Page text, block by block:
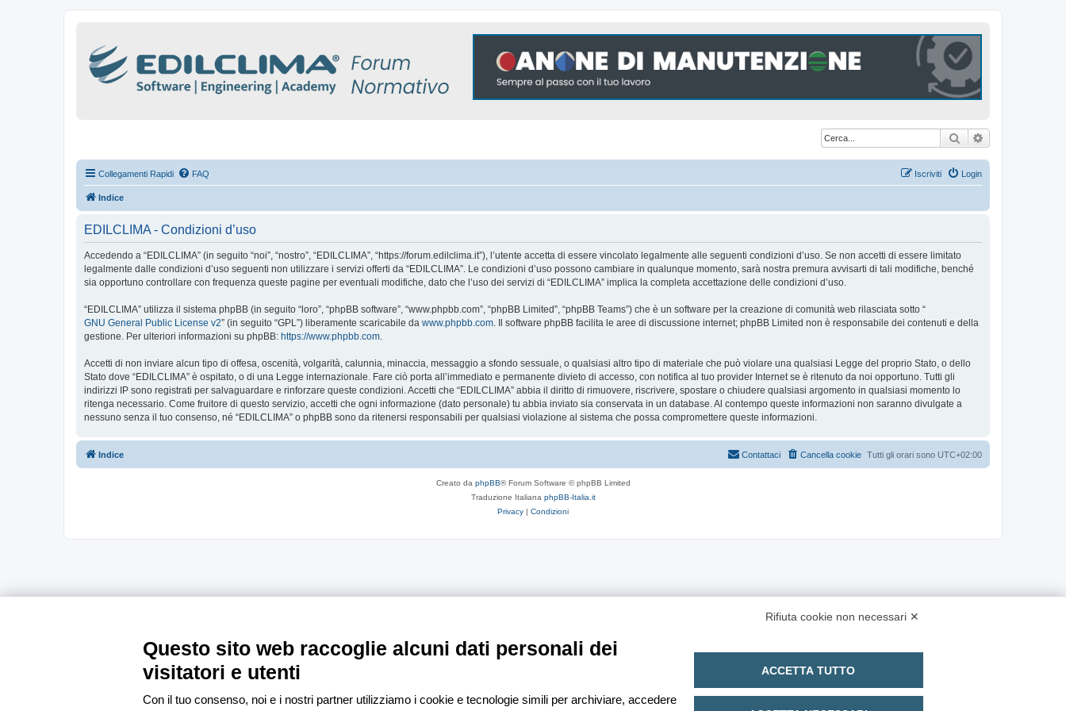
Cerca
Collegamenti Rapidi FAQ Login
Iscriviti
Indice
EDILCLIMA - Condizioni d’uso
Accedendo a “EDILCLIMA” (in seguito “noi”, “nostro”, “EDILCLIMA”, “https://forum.edilclima.it”), l’utente accetta di essere vincolato legalmente alle seguenti condizioni d’uso. Se non accetti di essere limitato
legalmente dalle condizioni d’uso seguenti non utilizzare i servizi offerti da “EDILCLIMA”. Le condizioni d’uso possono cambiare in qualunque momento, sarà nostra premura avvisarti di tali modifiche, benché
sia opportuno controllare con frequenza queste pagine per eventuali modifiche, dato che l’uso dei servizi di “EDILCLIMA” implica la completa accettazione delle condizioni d’uso.
“EDILCLIMA” utilizza il sistema phpBB (in seguito “loro”, “phpBB software”, “www.phpbb.com”, “phpBB Limited”, “phpBB Teams”) che è un software per la creazione di comunità web rilasciata sotto “
GNU General Public License v2” (in seguito “GPL”) liberamente scaricabile da www.phpbb.com. Il software phpBB facilita le aree di discussione internet; phpBB Limited non è responsabile dei contenuti e della
gestione. Per ulteriori informazioni su phpBB: https://www.phpbb.com.
Accetti di non inviare alcun tipo di offesa, oscenità, volgarità, calunnia, minaccia, messaggio a sfondo sessuale, o qualsiasi altro tipo di materiale che può violare una qualsiasi Legge del proprio Stato, o dello
Stato dove “EDILCLIMA” è ospitato, o di una Legge internazionale. Fare ciò porta all’immediato e permanente divieto di accesso, con notifica al tuo provider Internet se è ritenuto da noi opportuno. Tutti gli
indirizzi IP sono registrati per salvaguardare e rinforzare queste condizioni. Accetti che “EDILCLIMA” abbia il diritto di rimuovere, riscrivere, spostare o chiudere qualsiasi argomento in qualsiasi momento lo
ritenga necessario. Come fruitore di questo servizio, accetti che ogni informazione (dato personale) tu abbia inviato sia conservata in un database. Al contempo queste informazioni non saranno divulgate a
nessuno senza il tuo consenso, né “EDILCLIMA” o phpBB sono da ritenersi responsabili per qualsiasi violazione al sistema che possa compromettere queste informazioni.
Indice Tutti gli orari sono UTC+02:00
Cancella cookie
Contattaci
Creato da phpBB® Forum Software © phpBB Limited
Traduzione Italiana phpBB-Italia.it
Privacy | Condizioni
Rifiuta cookie non necessari ✕
Questo sito web raccoglie alcuni dati personali dei
visitatori e utenti
Con il tuo consenso, noi e i nostri partner utilizziamo i cookie e tecnologie simili per archiviare, accedere
ACCETTA TUTTO